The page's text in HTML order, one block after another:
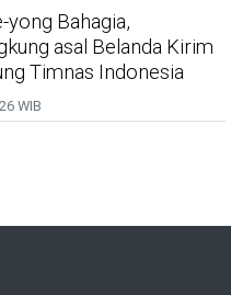
yong Bahagia,
asal Belanda Kirim
Timnas Indonesia
WIB